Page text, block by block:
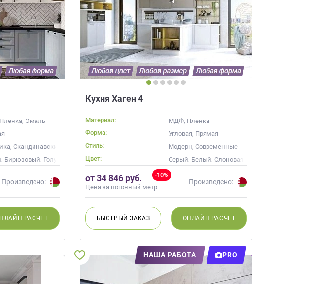
Эмаль
Скандинавский, Неоклассика
Бирюзовый, Голубой
Произведено:
РАСЧЕТ
Кухня Хаген 4
Материал:
МДФ, Пленка
Форма:
Угловая, Прямая
Стиль:
Модерн, Современные
Цвет:
Серый, Белый, Слоновая кость, Кремовый,
-10%
от 34 846 руб.
Цена за погонный метр
Произведено:
БЫСТРЫЙЗАКАЗ ОНЛАЙН РАСЧЕТ
НАША РАБОТА PRO